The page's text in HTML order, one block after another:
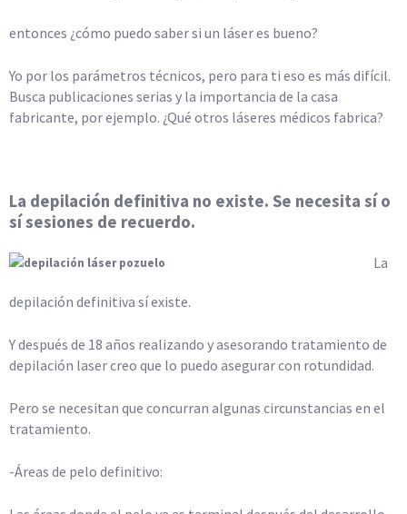
entonces ¿cómo puedo saber si un láser es bueno?
Yo por los parámetros técnicos, pero para ti eso es más difícil.
Busca publicaciones serias y la importancia de la casa
fabricante, por ejemplo. ¿Qué otros láseres médicos fabrica?
La depilación definitiva no existe. Se necesita sí o
sí sesiones de recuerdo.
La
depilación definitiva sí existe.
Y después de 18 años realizando y asesorando tratamiento de
depilación laser creo que lo puedo asegurar con rotundidad.
Pero se necesitan que concurran algunas circunstancias en el
tratamiento.
-Áreas de pelo definitivo: